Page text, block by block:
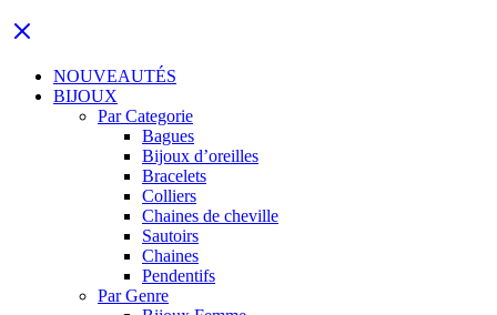
NOUVEAUTÉS
BIJOUX
Par Categorie
Bagues
Bijoux d’oreilles
Bracelets
Colliers
Chaines de cheville
Sautoirs
Chaines
Pendentifs
Par Genre